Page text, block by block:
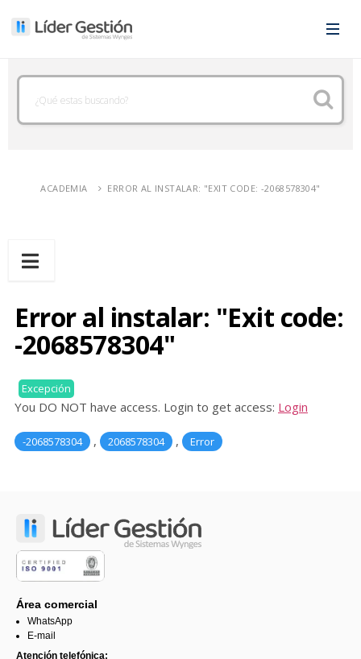
ACADEMIA ERROR AL INSTALAR: "EXIT CODE: -2068578304"
Error al instalar: "Exit code:
-2068578304"
Excepción
You DO NOT have access. Login to get access: Login
-2068578304 , 2068578304 , Error
Área comercial
WhatsApp
E-mail
Atención telefónica: